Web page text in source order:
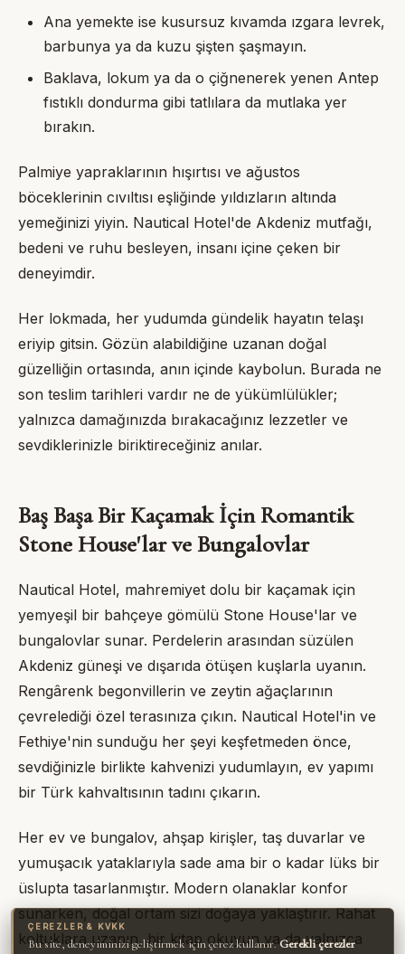
Ana yemekte ise kusursuz kıvamda ızgara levrek,
barbunya ya da kuzu şişten şaşmayın.
Baklava, lokum ya da o çiğnenerek yenen Antep
fıstıklı dondurma gibi tatlılara da mutlaka yer
bırakın.
Palmiye yapraklarının hışırtısı ve ağustos
böceklerinin cıvıltısı eşliğinde yıldızların altında
yemeğinizi yiyin. Nautical Hotel'de Akdeniz mutfağı,
bedeni ve ruhu besleyen, insanı içine çeken bir
deneyimdir.
Her lokmada, her yudumda gündelik hayatın telaşı
eriyip gitsin. Gözün alabildiğine uzanan doğal
güzelliğin ortasında, anın içinde kaybolun. Burada ne
son teslim tarihleri vardır ne de yükümlülükler;
yalnızca damağınızda bırakacağınız lezzetler ve
sevdiklerinizle biriktireceğiniz anılar.
Baş Başa Bir Kaçamak İçin Romantik
Stone House'lar ve Bungalovlar
Nautical Hotel, mahremiyet dolu bir kaçamak için
yemyeşil bir bahçeye gömülü Stone House'lar ve
bungalovlar sunar. Perdelerin arasından süzülen
Akdeniz güneşi ve dışarıda ötüşen kuşlarla uyanın.
Rengârenk begonvillerin ve zeytin ağaçlarının
çevrelediği özel terasınıza çıkın. Nautical Hotel'in ve
Fethiye'nin sunduğu her şeyi keşfetmeden önce,
sevdiğinizle birlikte kahvenizi yudumlayın, ev yapımı
bir Türk kahvaltısının tadını çıkarın.
Her ev ve bungalov, ahşap kirişler, taş duvarlar ve
yumuşacık yataklarıyla sade ama bir o kadar lüks bir
üslupta tasarlanmıştır. Modern olanaklar konfor
sunarken, doğal ortam sizi doğaya yaklaştırır. Rahat
koltuklara uzanın, bir kitap okuyun ya da yalnızca
ÇEREZLER & KVKK
Bu site, deneyiminizi geliştirmek için çerez kullanır.Gerekli çerezler